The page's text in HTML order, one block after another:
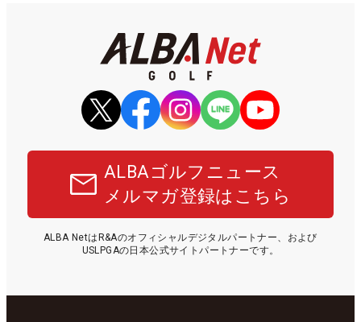
ALBAゴルフニュース
メルマガ登録はこちら
ALBA NetはR&Aのオフィシャルデジタルパートナー、および
USLPGAの日本公式サイトパートナーです。